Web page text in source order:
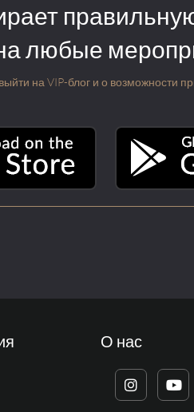
любые
на VIP-блог и о возможности
О нас